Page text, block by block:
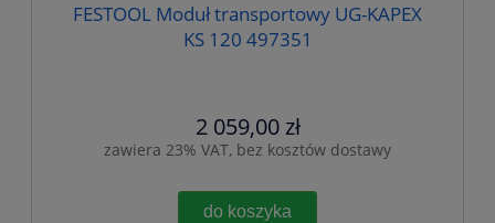
FESTOOL Moduł transportowy UG-KAPEX
KS 120 497351
2 059,00 zł
zawiera 23% VAT, bez kosztów dostawy
do koszyka